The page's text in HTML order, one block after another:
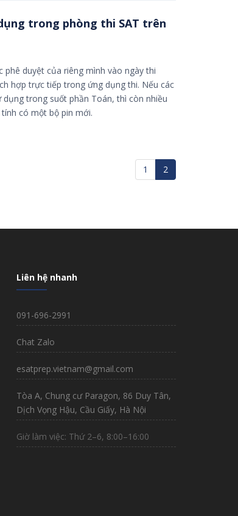
trong phòng thi SAT trên
duyệt của riêng mình vào ngày thi
hợp trực tiếp trong ứng dụng thi. Nếu các
trong suốt phần Toán, thì còn nhiều
có một bộ pin mới.
1 2
Liên hệ nhanh
091-696-2991
Chat Zalo
esatprep.vietnam@gmail.com
Tòa A, Chung cư Paragon, 86 Duy Tân,
Dịch Vọng Hậu, Cầu Giấy, Hà Nội
Giờ làm việc: Thứ 2–6, 8:00–16:00